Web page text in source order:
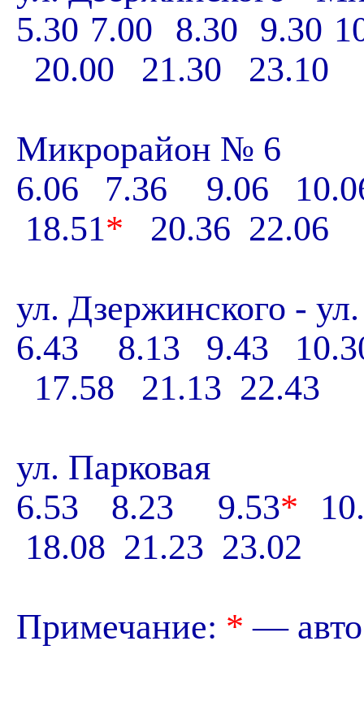
5.30 7.00 8.30 9.30
20.00 21.30 23.10
Микрорайон № 6
6.06 7.36 9.06
18.51* 20.36
ул. Дзержинского -
6.43 8.13 9.43
17.58 21.13 22.43
ул. Парковая
6.53 8.23 9.53*
18.08 21.23 23.02
Примечание: * —